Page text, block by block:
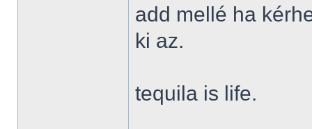
add mellé ha
ki az.
tequila is life.